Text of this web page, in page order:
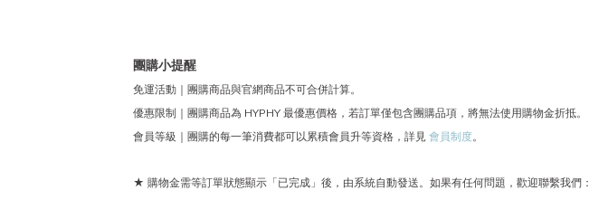
團購小提醒
免運活動｜團購商品與官網商品不可合併計算。
優惠限制｜團購商品為 HYPHY 最優惠價格，若訂單僅包含團購品項，將無法使用購物金折抵。
會員等級｜團購的每一筆消費都可以累積會員升等資格，詳見 會員制度。
★ 購物金需等訂單狀態顯示「已完成」後，由系統自動發送。如果有任何問題，歡迎聯繫我們：